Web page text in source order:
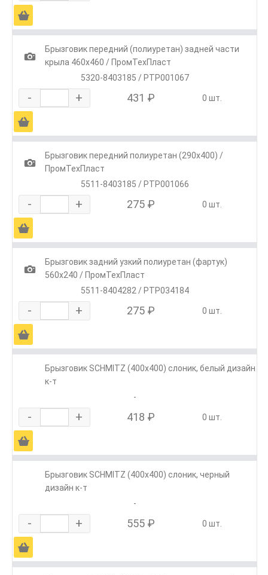
Ä
1
Брызговик передний (полиуретан) задней части
крыла 460х460 / ПромТехПласт
5320-8403185 / РТР001067
- + 431 ₽ 0 шт.
Ä
1
Брызговик передний полиуретан (290х400) /
ПромТехПласт
5511-8403185 / РТР001066
- + 275 ₽ 0 шт.
Ä
1
Брызговик задний узкий полиуретан (фартук)
560х240 / ПромТехПласт
5511-8404282 / РТР034184
- + 275 ₽ 0 шт.
Ä
Брызговик SCHMITZ (400х400) слоник, белый дизайн
к-т
-
- + 418 ₽ 0 шт.
Ä
Брызговик SCHMITZ (400х400) слоник, черный
дизайн к-т
-
- + 555 ₽ 0 шт.
Ä